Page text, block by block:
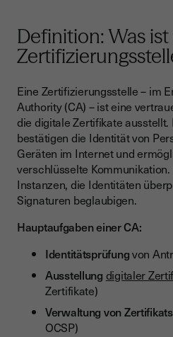
Definition: Was
Eine Zertifizierungsstelle – im
Authority (CA) – ist eine
die digitale Zertifikate
bestätigen die Identität von
Geräten im Internet und
verschlüsselte
Instanzen, die Identitäten
Signaturen beglaubigen.
Hauptaufgaben einer CA:
Identitätsprüfungvon
Ausstellung digitaler
Zertifikate)
Verwaltung von
OCSP)